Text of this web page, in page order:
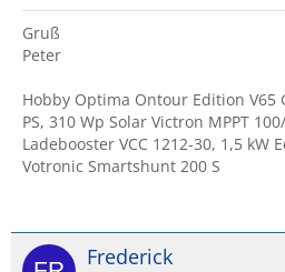
Gruß
Peter
Hobby Optima Ontour Edition V65
PS, 310 Wp Solar Victron MPPT
Ladebooster VCC 1212-30, 1,5 kW
Votronic Smartshunt 200 S
Frederick